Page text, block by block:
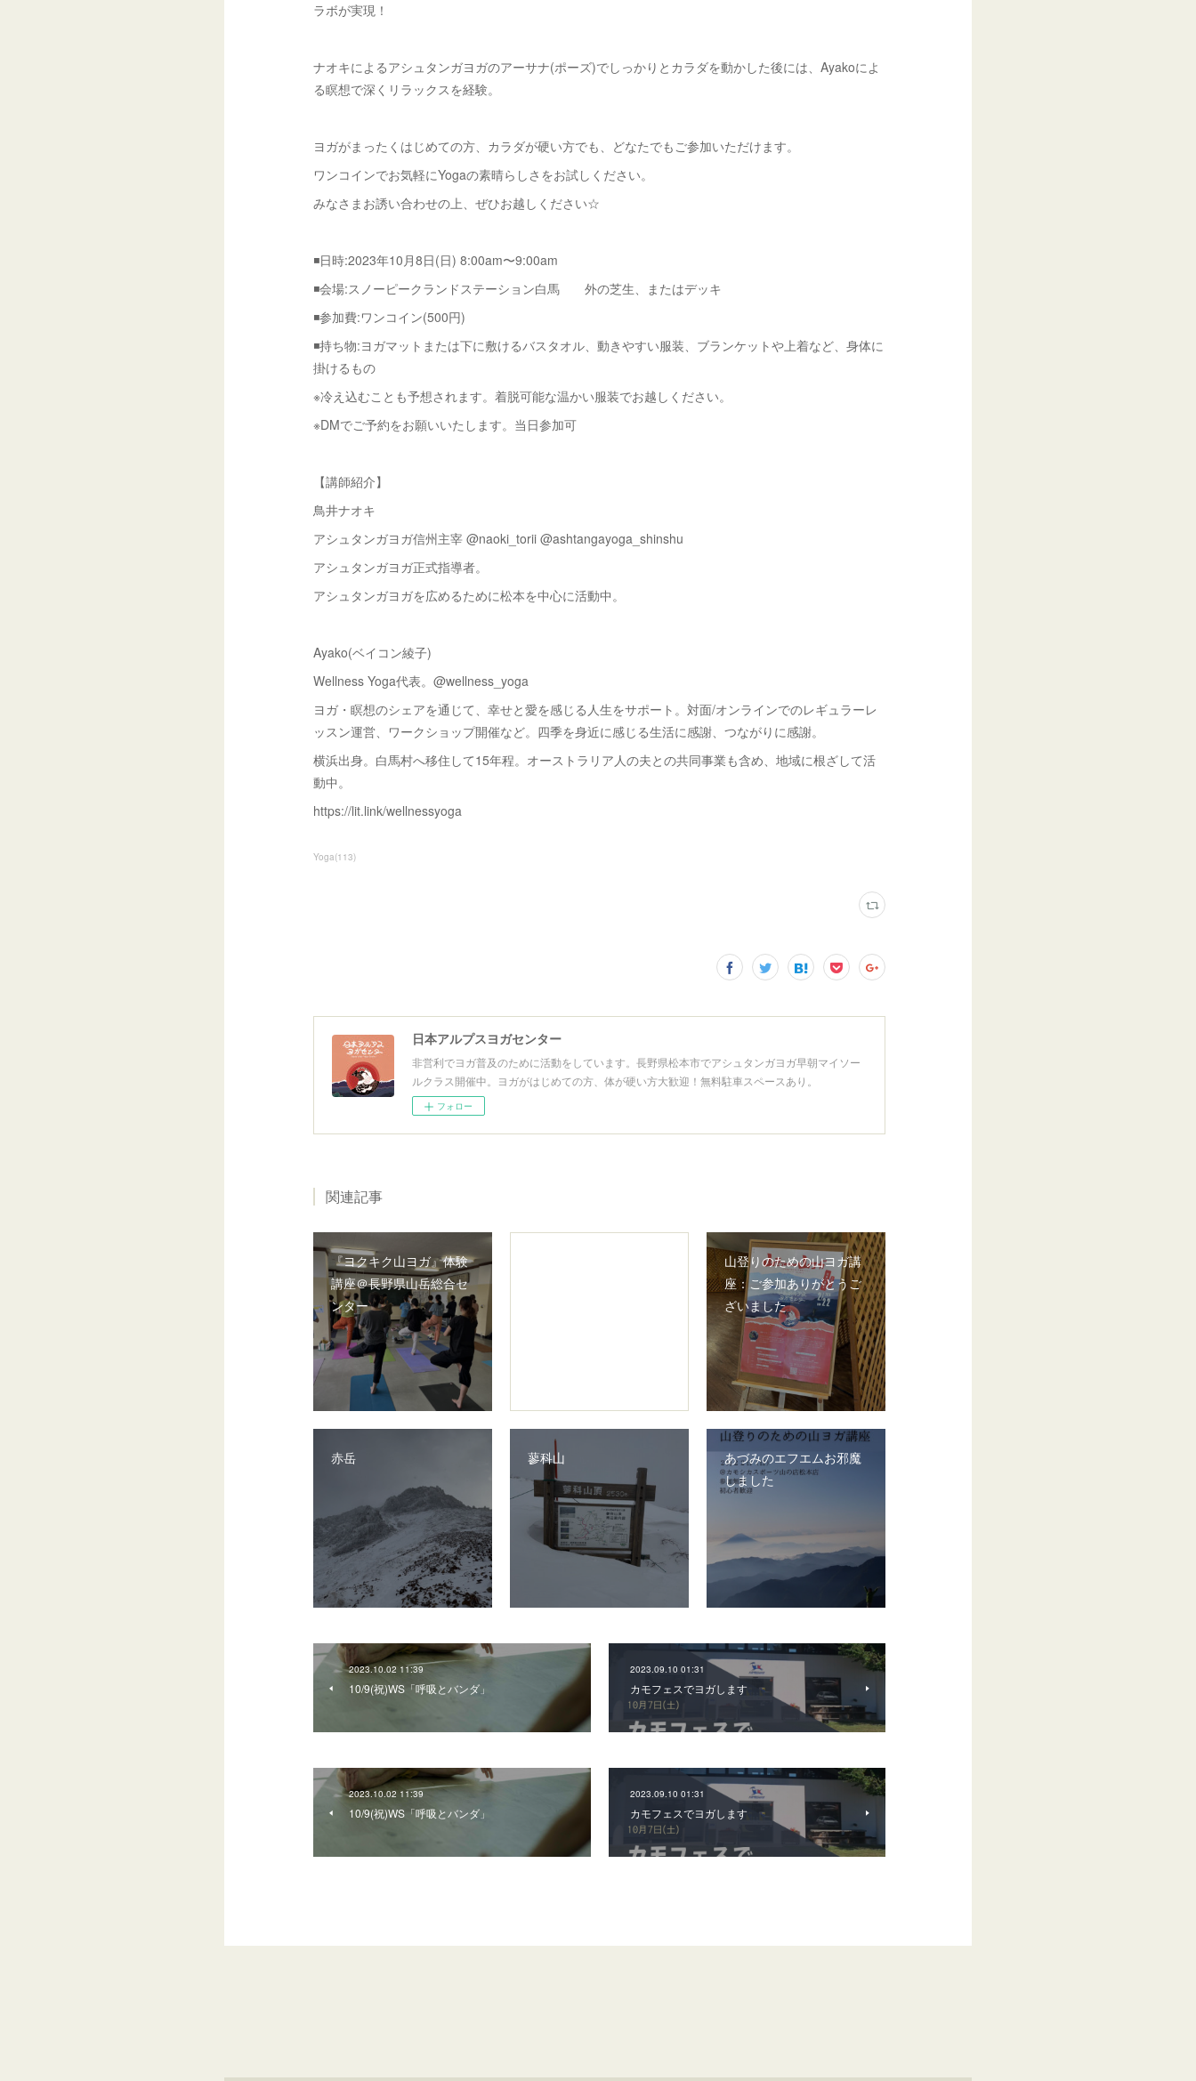
ラボが実現！
ナオキによるアシュタンガヨガのアーサナ(ポーズ)でしっかりとカラダを動かした後には、Ayakoによ
る瞑想で深くリラックスを経験。
ヨガがまったくはじめての方、カラダが硬い方でも、どなたでもご参加いただけます。
ワンコインでお気軽にYogaの素晴らしさをお試しください。
みなさまお誘い合わせの上、ぜひお越しください☆
◾️日時:2023年10月8日(日) 8:00am〜9:00am
◾️会場:スノーピークランドステーション白馬 外の芝生、またはデッキ
◾️参加費:ワンコイン(500円)
◾️持ち物:ヨガマットまたは下に敷けるバスタオル、動きやすい服装、ブランケットや上着など、身体に
掛けるもの
※冷え込むことも予想されます。着脱可能な温かい服装でお越しください。
※DMでご予約をお願いいたします。当日参加可
【講師紹介】
鳥井ナオキ
アシュタンガヨガ信州主宰 @naoki_torii @ashtangayoga_shinshu
アシュタンガヨガ正式指導者。
アシュタンガヨガを広めるために松本を中心に活動中。
Ayako(ベイコン綾子)
Wellness Yoga代表。@wellness_yoga
ヨガ・瞑想のシェアを通じて、幸せと愛を感じる人生をサポート。対面/オンラインでのレギュラーレ
ッスン運営、ワークショップ開催など。四季を身近に感じる生活に感謝、つながりに感謝。
横浜出身。白馬村へ移住して15年程。オーストラリア人の夫との共同事業も含め、地域に根ざして活
動中。
https://lit.link/wellnessyoga
Yoga(113)
日本アルプスヨガセンター
非営利でヨガ普及のために活動をしています。長野県松本市でアシュタンガヨガ早朝マイソー
ルクラス開催中。ヨガがはじめての方、体が硬い方大歓迎！無料駐車スペースあり。
フォロー
関連記事
『ヨクキク山ヨガ』体験
講座＠長野県山岳総合セ
ンター
山登りのための山ヨガ講
座：ご参加ありがとうご
ざいました
赤岳 蓼科山
あづみのエフエムお邪魔
しました
2023.10.02 11:39
10/9(祝)WS「呼吸とバンダ」
2023.09.10 01:31
カモフェスでヨガします
2023.10.02 11:39
10/9(祝)WS「呼吸とバンダ」
2023.09.10 01:31
カモフェスでヨガします